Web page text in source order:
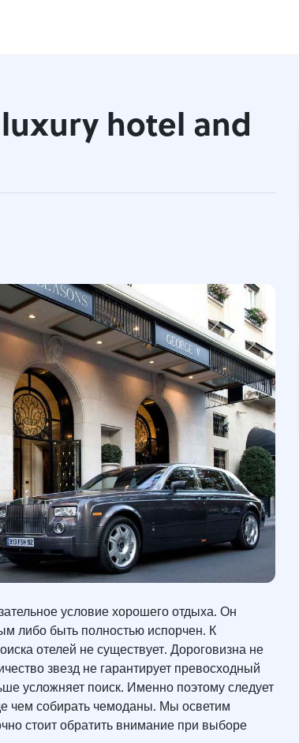
hotel and
условие хорошего отдыха. Он
либо быть полностью испорчен. К
отелей не существует. Дороговизна не
звезд не гарантирует превосходный
усложняет поиск. Именно поэтому следует
чем собирать чемоданы. Мы осветим
стоит обратить внимание при выборе